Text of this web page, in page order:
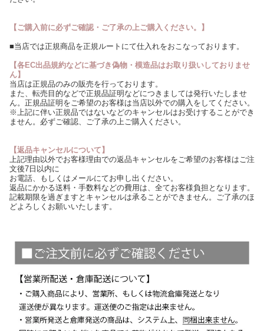
【ご購入前に必ずご確認・ご了承の上ご購入ください。】
■当店では正規商品を正規ルートにて仕入れをおこなっております。
【各EC出品規約などに基づき偽物・模造品はお取り扱いしておりませ
ん】
当店は正規品のみの販売を行っております。
また、転売目的などで正規品証明などにつきましては発行いたしませ
ん。正規品証明をご希望のお客様は当店以外での購入をしてください。
※上記に伴い正規品ではないなどのキャンセルはお受けすることができ
ません。必ずご確認、ご了承の上ご購入ください。
【返品キャンセルについて】
上記理由以外でお客様理由での返品キャンセルをご希望のお客様はご注
文後7日以内に
お電話、もしくはメールにてお申し出ください。
返品にかかる送料・手数料などの費用は、全てお客様負担となります。
記載期限を過ぎますとキャンセルは承ることができません。ご了承のほ
どよろしくお願いいたします。